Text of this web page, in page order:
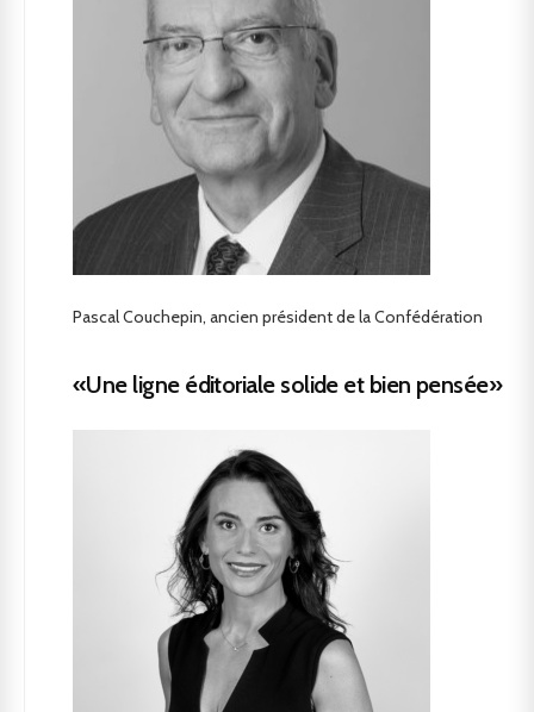
Pascal Couchepin, ancien président de la Confédération
«Une ligne éditoriale solide et bien pensée»